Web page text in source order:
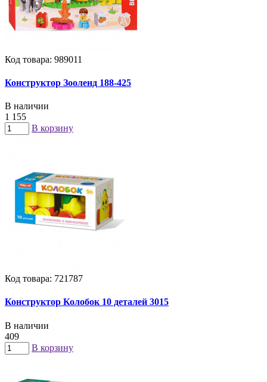
Код товара: 989011
Конструктор Зооленд 188-425
В наличии
1 155
В корзину
Код товара: 721787
Конструктор Колобок 10 деталей 3015
В наличии
409
В корзину